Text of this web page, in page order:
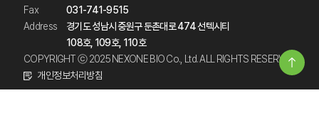
Fax
031-741-9515
Address
경기도 성남시 중원구 둔촌대로 474 선텍시티
108호, 109호, 110호
COPYRIGHT ⓒ 2025 NEXONE BIO Co., Ltd. ALL RIGHTS RESERVED.
개인정보처리방침